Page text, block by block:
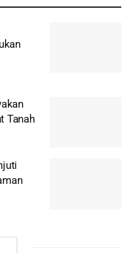
Tanah